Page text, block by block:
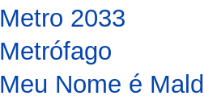
Metro 2033
Metrófago
Meu Nome é